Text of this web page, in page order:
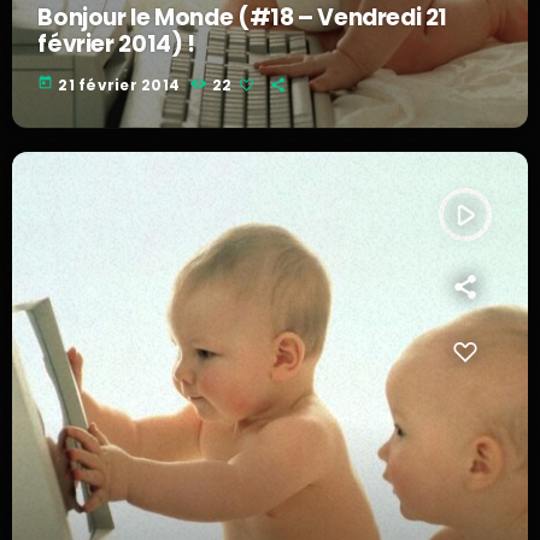
Bonjour le Monde (#18 – Vendredi 21
février 2014) !
today 21 février 2014 22
play_arrow